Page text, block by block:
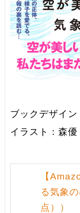
ブックデザイ
イラスト：森優
【
る気象
点））